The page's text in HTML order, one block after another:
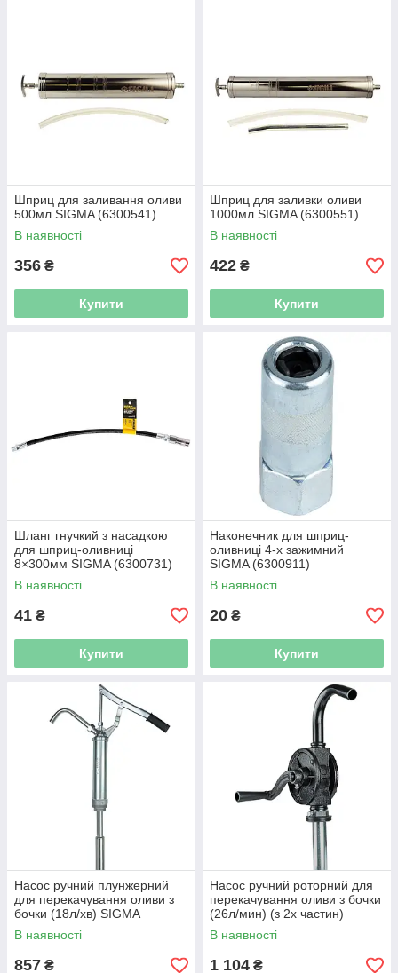
Шприц для заливання оливи
500мл SIGMA (6300541)
В наявності
356 ₴
Купити
Шприц для заливки оливи
1000мл SIGMA (6300551)
В наявності
422 ₴
Купити
Шланг гнучкий з насадкою
для шприц-оливниці
8×300мм SIGMA (6300731)
В наявності
41 ₴
Купити
Наконечник для шприц-
оливниці 4-х зажимний
SIGMA (6300911)
В наявності
20 ₴
Купити
Насос ручний плунжерний
для перекачування оливи з
бочки (18л/хв) SIGMA
(6301321)
В наявності
857 ₴
Насос ручний роторний для
перекачування оливи з бочки
(26л/мин) (з 2х частин)
SIGMA (6301421)
В наявності
1 104 ₴